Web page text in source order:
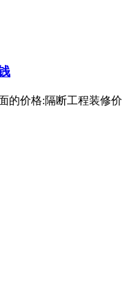
的价格:隔断工程装修价